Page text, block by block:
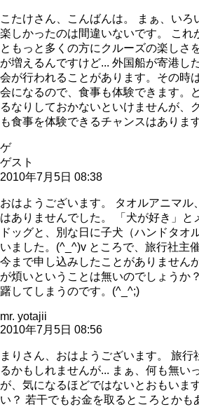
こたけさん、こんばんは。 まぁ、いろ
楽しかったのは間違いないです。 これ
ともっと多くの方にクルーズの楽しさ
が増えるんですけど... 外国船が寄港し
会が行われることがあります。その時
会になるので、食事も体験できます。
るなりしておかないといけませんが、
も食事を体験できるチャンスはあります
ゲ
ゲスト
2010年7月5日 08:38
おはようございます。 タオルアニマル
はありませんでした。 「犬が好き」と
ドッグと、別な日に子犬（ハンドタオ
いました。(^_^)v ところで、旅行社主
今まで申し込みしたことがありません
が煩いということは無いのでしょうか
躇してしまうのです。(^_^;)
mr. yotajii
2010年7月5日 08:56
まりさん、おはようございます。 旅行
るかもしれませんが... まぁ、何も無い
が、気になるほどではないとおもいま
い？ 若干でもお金を取るところとかも